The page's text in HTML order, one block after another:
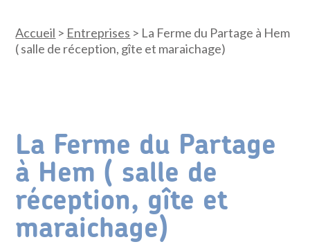
Accueil > Entreprises > La Ferme du Partage à Hem
( salle de réception, gîte et maraichage)
La Ferme du Partage
à Hem ( salle de
réception, gîte et
maraichage)